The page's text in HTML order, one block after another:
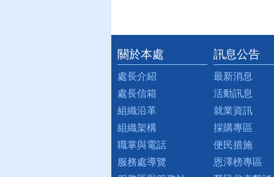
:::
關於本處
處長介紹
處長信箱
組織沿革
組織架構
職掌與電話
服務處導覽
訊息公告
最新消息
活動訊息
就業資訊
採購專區
便民措施
恩澤榜專區